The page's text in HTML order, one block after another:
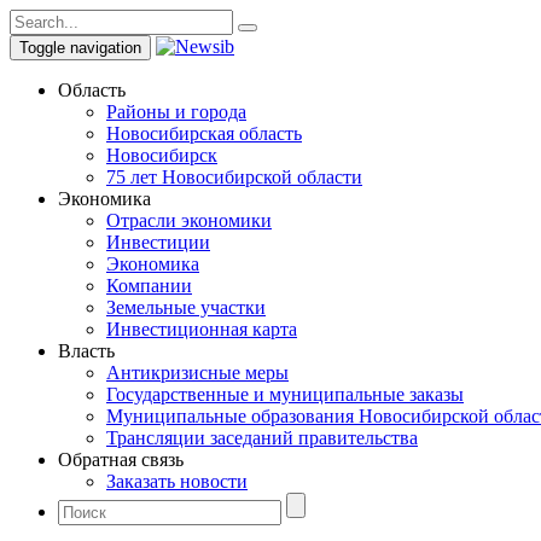
Toggle navigation
Область
Районы и города
Новосибирская область
Новосибирск
75 лет Новосибирской области
Экономика
Отрасли экономики
Инвестиции
Экономика
Компании
Земельные участки
Инвестиционная карта
Власть
Антикризисные меры
Государственные и муниципальные заказы
Муниципальные образования Новосибирской
Трансляции заседаний правительства
Обратная связь
Заказать новости